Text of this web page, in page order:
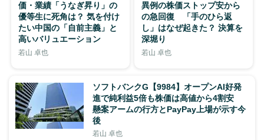
価・業績「うなぎ昇り」の
優等生に死角は？ 気を付け
たい中国の「自前主義」と
高いバリュエーション
若山 卓也
異例の株価ストップ安から
の急回復 「手のひら返
し」はなぜ起きた？ 決算を
深堀り
若山 卓也
ソフトバンクG【9984】オープンAI好発
進で純利益5倍も株価は高値から4割安
懸案アームの行方とPayPay上場が示す今
後
若山 卓也